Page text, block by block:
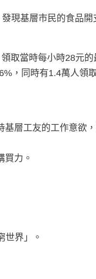
現基層市民的食品
取當時每小時28元
，同時有1.4萬人領
層工友的工作意欲
力。
世界」。